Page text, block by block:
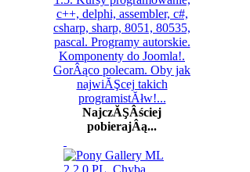
NajczĂŞÂściej
pobierajÂą...